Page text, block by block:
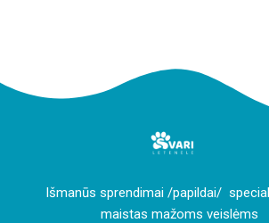
Išmanūs sprendimai /papildai/
maistas mažoms veislėms